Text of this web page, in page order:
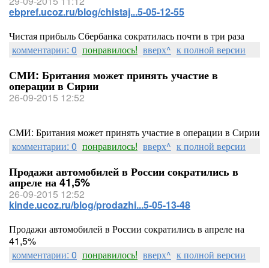
ebpref.ucoz.ru/blog/chistaj...5-05-12-55
Чистая прибыль Сбербанка сократилась почти в три раза
комментарии: 0 понравилось! вверх^ к полной версии
СМИ: Британия может принять участие в
операции в Сирии
26-09-2015 12:52
СМИ: Британия может принять участие в операции в Сирии
комментарии: 0 понравилось! вверх^ к полной версии
Продажи автомобилей в России сократились в
апреле на 41,5%
26-09-2015 12:52
kinde.ucoz.ru/blog/prodazhi...5-05-13-48
Продажи автомобилей в России сократились в апреле на
41,5%
комментарии: 0 понравилось! вверх^ к полной версии